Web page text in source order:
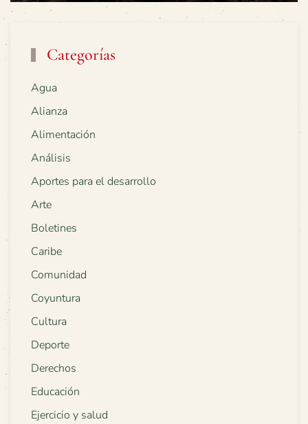
Categorías
Agua
Alianza
Alimentación
Análisis
Aportes para el desarrollo
Arte
Boletines
Caribe
Comunidad
Coyuntura
Cultura
Deporte
Derechos
Educación
Ejercicio y salud